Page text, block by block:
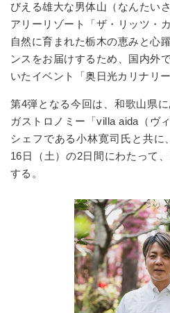
びえる雄大な男体山（なんたい
アリーリゾート「ザ・リッツ・
自然に育まれた栃木の恵みと心
ンスをお届けするため、国内外
いたイベント「奥日光カリナリ
第4弾となる今回は、和歌山県
ガストロノミー「villa aida（ヴ
シェフである小林寛司氏と共に
16日（土）の2日間にわたって
する。